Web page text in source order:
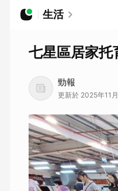
生活
七星區居家
勁報
更新於 2025年11